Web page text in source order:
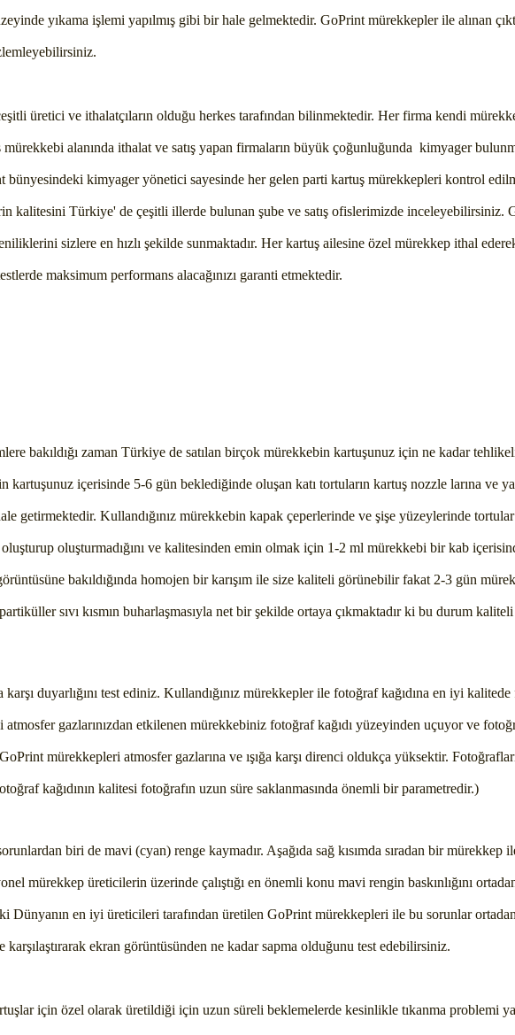
yıkama işlemi yapılmış gibi bir hale gelmektedir. GoPrint mürekkepler ile alınan
üretici ve ithalatçıların olduğu herkes tarafından bilinmektedir. Her firma kendi
alanında ithalat ve satış yapan firmaların büyük çoğunluğunda kimyager
bünyesindeki kimyager yönetici sayesinde her gelen parti kartuş mürekkepleri kontrol
kalitesini Türkiye' de çeşitli illerde bulunan şube ve satış ofislerimizde
sizlere en hızlı şekilde sunmaktadır. Her kartuş ailesine özel mürekkep ithal
maksimum performans alacağınızı garanti etmektedir.
bakıldığı zaman Türkiye de satılan birçok mürekkebin kartuşunuz için ne kadar
kartuşunuz içerisinde 5-6 gün beklediğinde oluşan katı tortuların kartuş nozzle larına ve
hale getirmektedir. Kullandığınız mürekkebin kapak çeperlerinde ve şişe yüzeylerinde
oluşturup oluşturmadığını ve kalitesinden emin olmak için 1-2 ml mürekkebi bir kab
bakıldığında homojen bir karışım ile size kaliteli görünebilir fakat 2-3 gün
sıvı kısmın buharlaşmasıyla net bir şekilde ortaya çıkmaktadır ki bu durum
karşı duyarlığını test ediniz. Kullandığınız mürekkepler ile fotoğraf kağıdına en iyi
atmosfer gazlarınızdan etkilenen mürekkebiniz fotoğraf kağıdı yüzeyinden uçuyor ve
mürekkepleri atmosfer gazlarına ve ışığa karşı direnci oldukça yüksektir.
kağıdının kalitesi fotoğrafın uzun süre saklanmasında önemli bir parametredir.)
biri de mavi (cyan) renge kaymadır. Aşağıda sağ kısımda sıradan bir
mürekkep üreticilerin üzerinde çalıştığı en önemli konu mavi rengin baskınlığını
ki Dünyanın en iyi üreticileri tarafından üretilen GoPrint mürekkepleri ile bu sorunlar
karşılaştırarak ekran görüntüsünden ne kadar sapma olduğunu test edebilirsiniz.
için özel olarak üretildiği için uzun süreli beklemelerde kesinlikle tıkanma problemi